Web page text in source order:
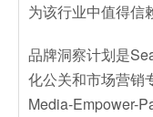
为该行业中值得信
品牌洞察计划是
化公关和市场营销
Media-Empower-